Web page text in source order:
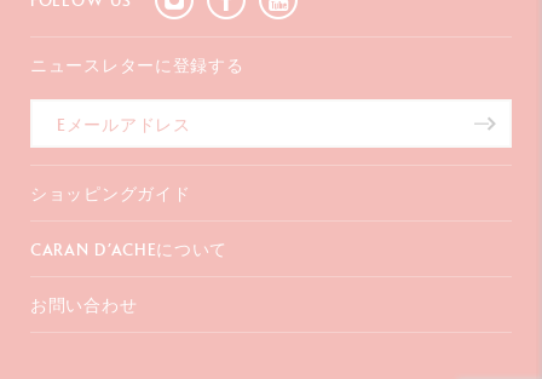
ニュースレターに登録する
ショッピングガイド
お支払いについて
コーポレートギフト
CARAN D’ACHEについて
よくあるご質問
会社概要
お問い合わせ